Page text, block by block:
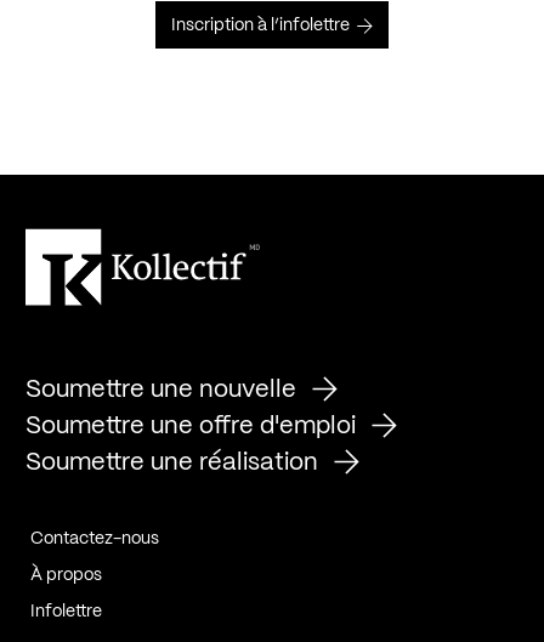
Inscription à l’infolettre
Soumettre une nouvelle
Soumettre une offre d'emploi
Soumettre une réalisation
Contactez-nous
À propos
Infolettre